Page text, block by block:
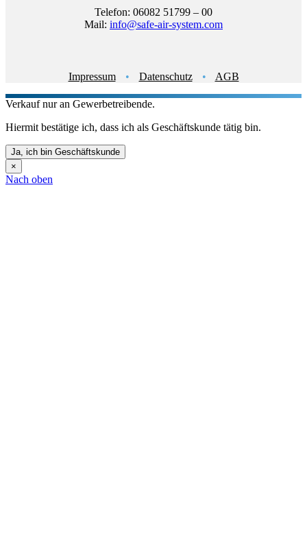
Telefon: 06082 51799 – 00
Mail: info@safe-air-system.com
Impressum • Datenschutz • AGB
Verkauf nur an Gewerbetreibende.
Hiermit bestätige ich, dass ich als Geschäftskunde tätig bin.
Ja, ich bin Geschäftskunde
×
Nach oben